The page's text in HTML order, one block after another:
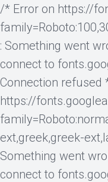
/* Error on https://
: Something went
connect to
Connection refused
https://
ext,greek,greek-
Something went
connect to